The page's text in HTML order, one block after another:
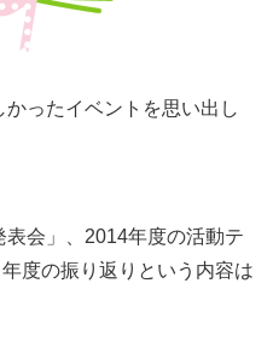
ったイベントを思い出し
会」、2014年度の活動テ
度の振り返りという内容は